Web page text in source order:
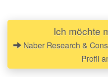
Ich möchte
Naber Research &
Profil